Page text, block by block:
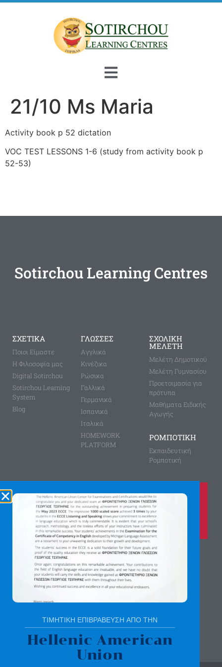
21/10 Ms Maria
Activity book p 52 dictation
VOC TEST LESSONS 1-6 (study from activity book p
52-53)
Sotirchou Learning Centres
ΣΧΕΤΙΚΑ
Ποιοι Είμαστε
Η Φιλοσοφία μας
Digital Sotirchou
Sotirchou Learning
System
Blog
ΓΛΩΣΣΕΣ
Aγγλικά
Κινέζικα
Ρώσικα
Γαλλικά
Γερμανικά
Ισπανικά
Ιταλικά
HOMEWORK
PLATFORM
ΣΧΟΛΙΚΗ
ΜΕΛΕΤΗ
Μελέτη Δημοτικού
Μελέτη Γυμνασίου
Προετοιμασία για
πρότυπα
Μαθήματα Ειδικής
Αγωγής
ΡΟΜΠΟΤΙΚΗ
Εκπαιδευτική
Ρομποτική
Καλέστε μας τώρα στο
210 8028149
για περισσότερες πληροφορίες
Αγίας Παρασκευής 8, Άνω Πεύκη
Αργύρη Γεωργίου 2, Λυκόβρυση
Πατήστε εδώ για χάρτη
ΤΙΜΗΤΙΚΗ ΕΠΙΒΡΑΒΕΥΣΗ ΑΠΟ ΤΗΝ
Hellenic American
Union